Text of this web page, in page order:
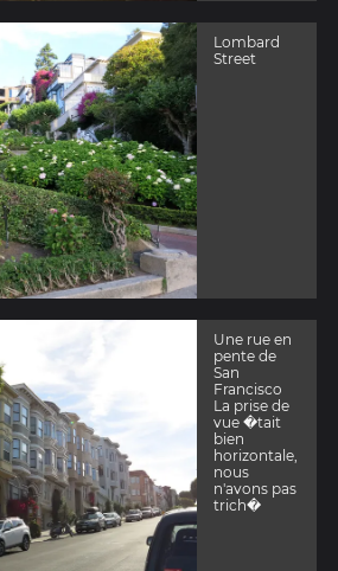
Lombard
Street
Une rue en
pente de
San
Francisco
La prise de
vue �tait
bien
horizontale,
nous
n'avons pas
trich�